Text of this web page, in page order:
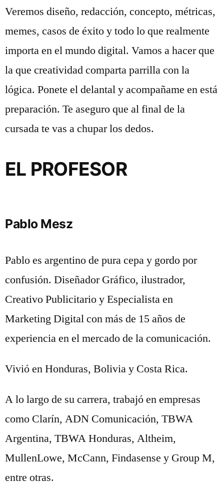
Veremos diseño, redacción, concepto, métricas,
memes, casos de éxito y todo lo que realmente
importa en el mundo digital. Vamos a hacer que
la que creatividad comparta parrilla con la
lógica. Ponete el delantal y acompañame en está
preparación. Te aseguro que al final de la
cursada te vas a chupar los dedos.
EL PROFESOR
Pablo Mesz
Pablo es argentino de pura cepa y gordo por
confusión. Diseñador Gráfico, ilustrador,
Creativo Publicitario y Especialista en
Marketing Digital con más de 15 años de
experiencia en el mercado de la comunicación.
Vivió en Honduras, Bolivia y Costa Rica.
A lo largo de su carrera, trabajó en empresas
como Clarín, ADN Comunicación, TBWA
Argentina, TBWA Honduras, Altheim,
MullenLowe, McCann, Findasense y Group M,
entre otras.